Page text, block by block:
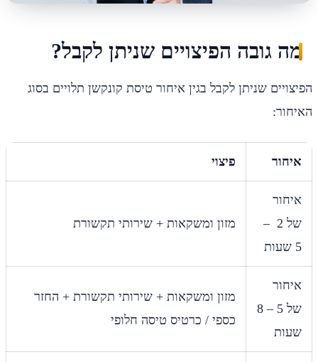
מה גובה הפיצויים שניתן לקבל?
הפיצויים שניתן לקבל בגין איחור טיסת קונקשן תלויים בסוג
האיחור:
איחור פיצוי
איחור
של 2 –
5 שעות
מזון ומשקאות + שירותי תקשורת
איחור
של 5 – 8
שעות
מזון ומשקאות + שירותי תקשורת + החזר
כספי / כרטיס טיסה חלופי